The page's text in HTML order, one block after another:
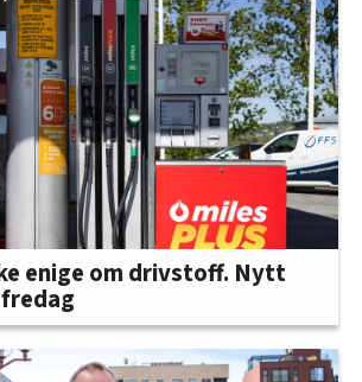
enige om drivstoff. Nytt